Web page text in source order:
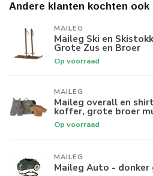
Andere klanten kochten ook
MAILEG
Maileg Ski en
Grote Zus en Broer
Op voorraad
MAILEG
Maileg overall en
koffer, grote broer
Op voorraad
MAILEG
Maileg Auto - donker